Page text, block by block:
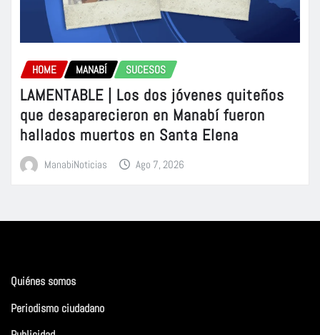
HOME MANABÍ SUCESOS
LAMENTABLE | Los dos jóvenes quiteños
que desaparecieron en Manabí fueron
hallados muertos en Santa Elena
ManabiNoticias Ago 7, 2026
Quiénes somos
Periodismo ciudadano